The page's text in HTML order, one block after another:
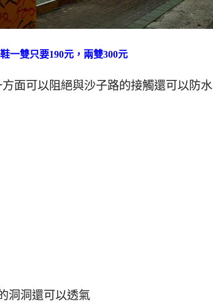
一雙只要190元，兩雙300元
面可以阻絕與沙子路的接觸還可以防水
洞洞還可以透氣